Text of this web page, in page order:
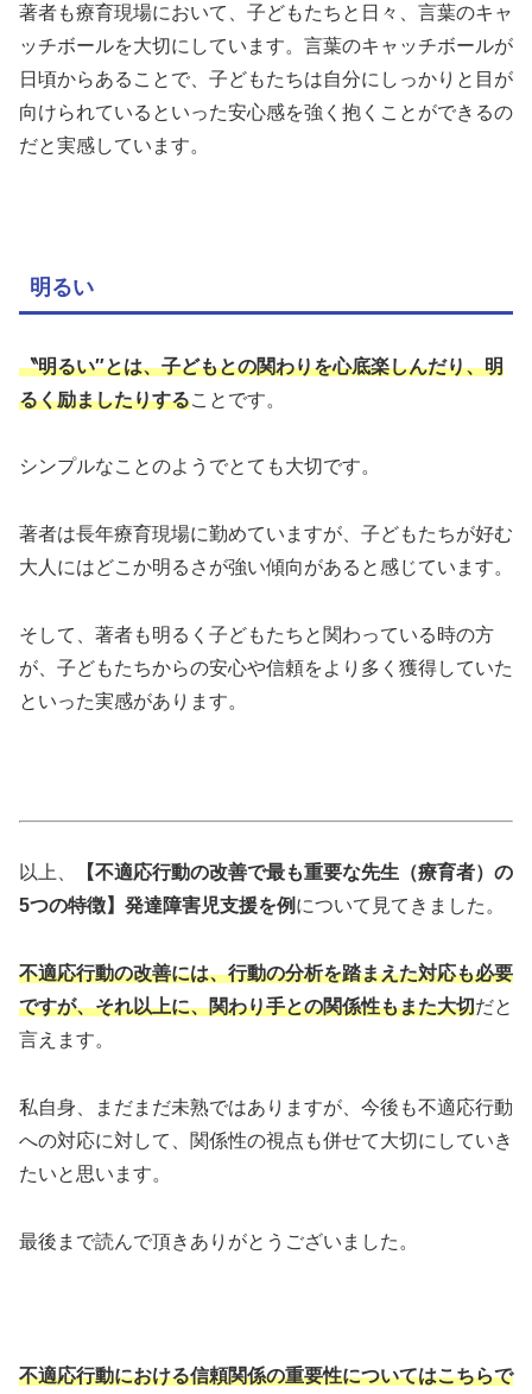
著者も療育現場において、子どもたちと日々、言葉のキャ
ッチボールを大切にしています。言葉のキャッチボールが
日頃からあることで、子どもたちは自分にしっかりと目が
向けられているといった安心感を強く抱くことができるの
だと実感しています。
明るい
〝明るい″とは、子どもとの関わりを心底楽しんだり、明
るく励ましたりすることです。
シンプルなことのようでとても大切です。
著者は長年療育現場に勤めていますが、子どもたちが好む
大人にはどこか明るさが強い傾向があると感じています。
そして、著者も明るく子どもたちと関わっている時の方
が、子どもたちからの安心や信頼をより多く獲得していた
といった実感があります。
以上、
【不適応行動の改善で最も重要な先生（療育者）の
5つの特徴】発達障害児支援を例 について見てきました。
不適応行動の改善には、行動の分析を踏まえた対応も必要
ですが、それ以上に、関わり手との関係性もまた大切だと
言えます。
私自身、まだまだ未熟ではありますが、今後も不適応行動
への対応に対して、関係性の視点も併せて大切にしていき
たいと思います。
最後まで読んで頂きありがとうございました。
不適応行動における信頼関係の重要性についてはこちらで